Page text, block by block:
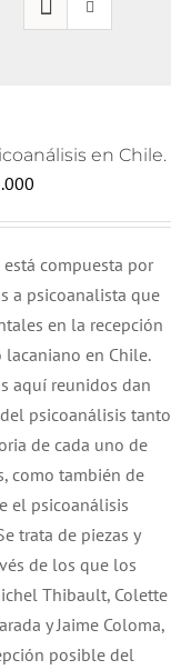
compuesta por
a psicoanalista que
en la recepción
en Chile.
aquí reunidos dan
psicoanálisis tanto
de cada uno de
como también de
el psicoanálisis
trata de piezas y
de los que los
Thibault, Colette
y Jaime Coloma,
posible del